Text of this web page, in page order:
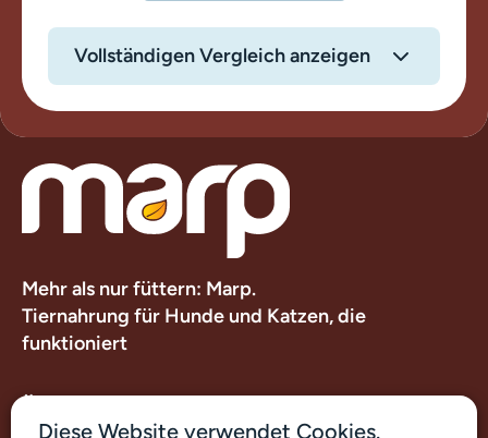
Vollständigen Vergleich anzeigen
Mehr als nur füttern: Marp.
Tiernahrung für Hunde und Katzen, die
funktioniert
Diese Website verwendet Cookies.